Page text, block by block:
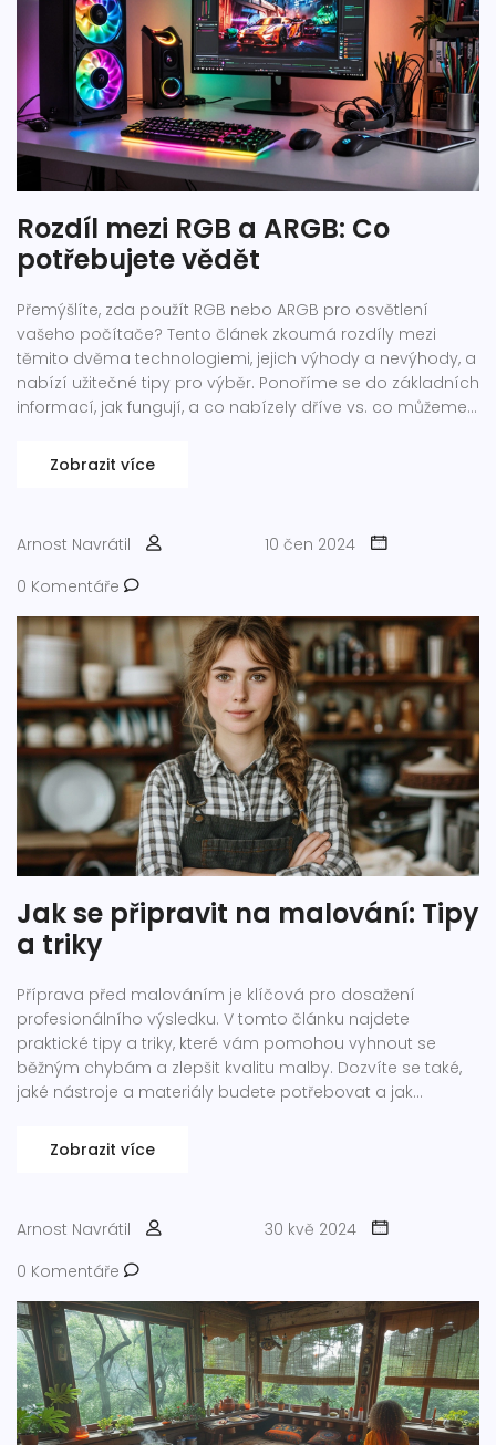
Rozdíl mezi RGB a ARGB: Co
potřebujete vědět
Přemýšlíte, zda použít RGB nebo ARGB pro osvětlení
vašeho počítače? Tento článek zkoumá rozdíly mezi
těmito dvěma technologiemi, jejich výhody a nevýhody, a
nabízí užitečné tipy pro výběr. Ponoříme se do základních
informací, jak fungují, a co nabízely dříve vs. co můžeme
Zobrazit více
Arnost Navrátil
10 čen 2024
0 Komentáře
Jak se připravit na malování: Tipy
a triky
Příprava před malováním je klíčová pro dosažení
profesionálního výsledku. V tomto článku najdete
praktické tipy a triky, které vám pomohou vyhnout se
běžným chybám a zlepšit kvalitu malby. Dozvíte se také,
jaké nástroje a materiály budete potřebovat a jak
Zobrazit více
Arnost Navrátil
30 kvě 2024
0 Komentáře